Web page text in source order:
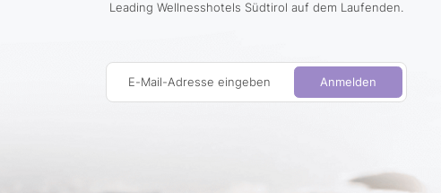
Leading Wellnesshotels Südtirol auf dem Laufenden.
E-Mail-Adresse eingeben Anmelden